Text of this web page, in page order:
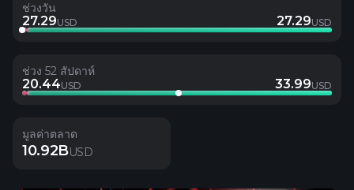
ช่วงวัน
27.29USD 27.29USD
ช่วง 52 สัปดาห์
20.44USD 33.99USD
มูลค่าตลาด
10.92BUSD